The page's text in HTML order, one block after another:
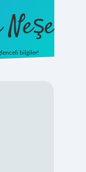
bilgiler!